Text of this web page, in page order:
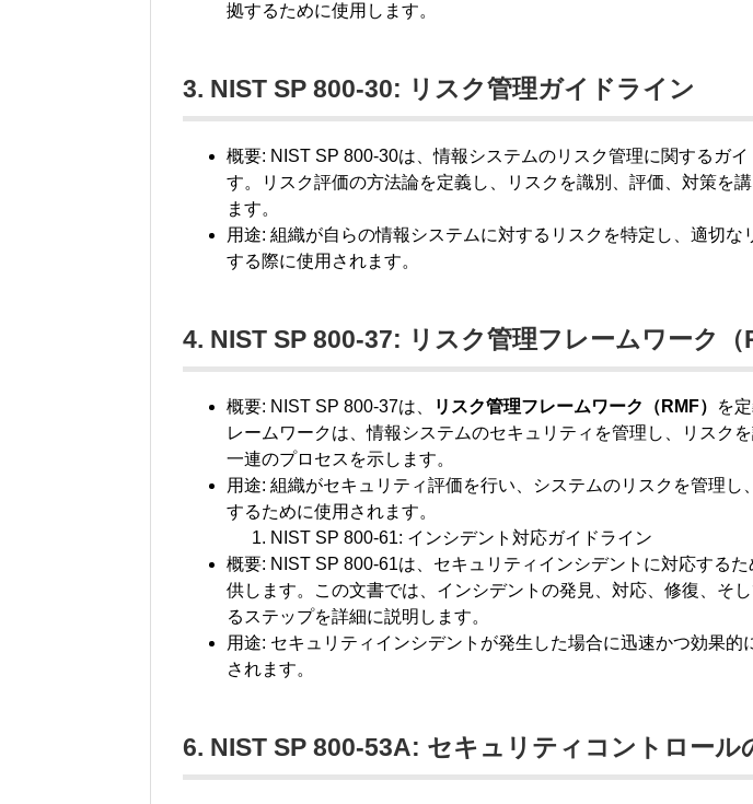
拠するために使用します。
3. NIST SP 800-30: リスク管理ガイドライン
概要: NIST SP 800-30は、情報システムのリスク管理に関するガイ
す。リスク評価の方法論を定義し、リスクを識別、評価、対策を
ます。
用途: 組織が自らの情報システムに対するリスクを特定し、適切な
する際に使用されます。
4. NIST SP 800-37: リスク管理フレームワーク（
概要: NIST SP 800-37は、 リスク管理フレームワーク（RMF）
を
レームワークは、情報システムのセキュリティを管理し、リスク
一連のプロセスを示します。
用途: 組織がセキュリティ評価を行い、システムのリスクを管理し
するために使用されます。
NIST SP 800-61: インシデント対応ガイドライン
概要: NIST SP 800-61は、セキュリティインシデントに対応する
供します。この文書では、インシデントの発見、対応、修復、そ
るステップを詳細に説明します。
用途: セキュリティインシデントが発生した場合に迅速かつ効果的
されます。
6. NIST SP 800-53A: セキュリティコントロール